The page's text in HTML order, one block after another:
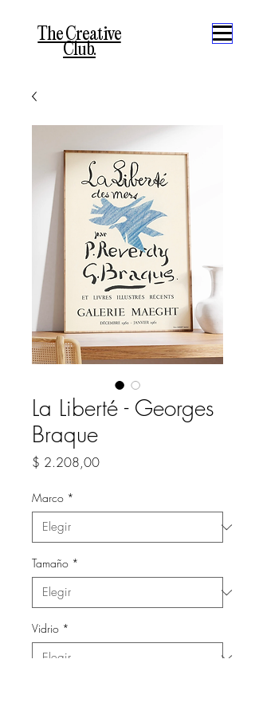
The Creative
Club.
La Liberté - Georges
Braque
$ 2.208,00Precio
Marco *
Tamaño *
Vidrio *